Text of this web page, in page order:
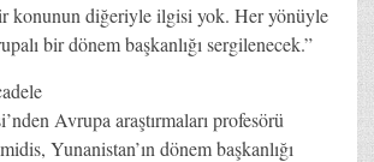
konunun diğeriyle ilgisi yok. Her yönüyle
bir dönem başkanlığı sergilenecek.”
Avrupa araştırmaları profesörü
Yunanistan’ın dönem başkanlığı